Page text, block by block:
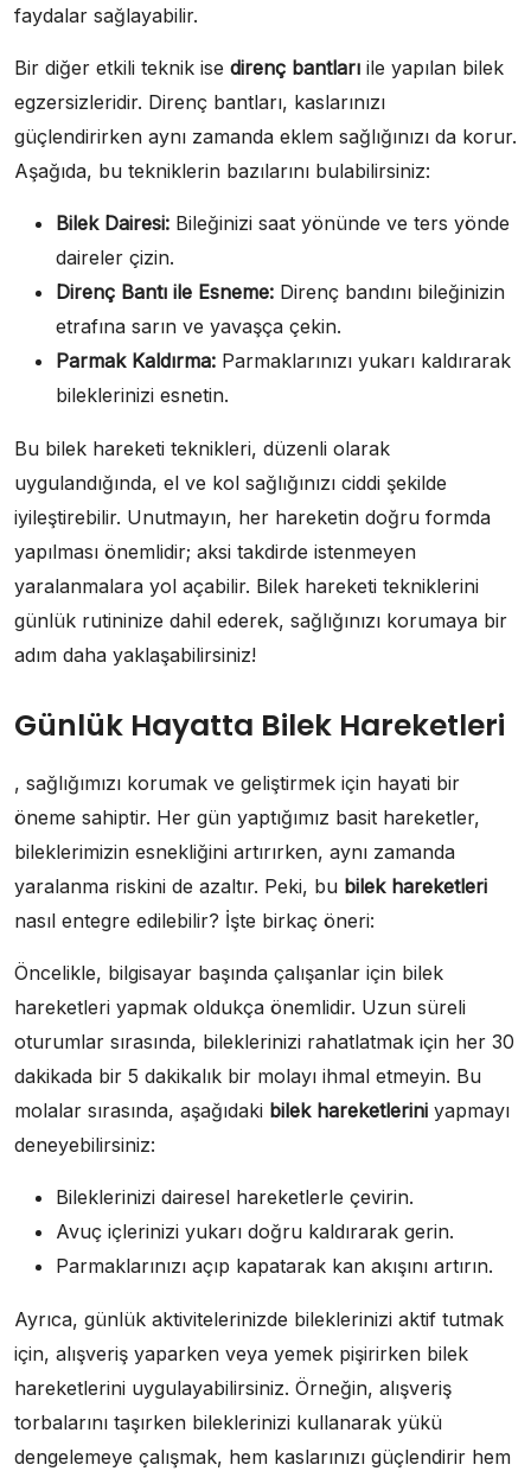
faydalar sağlayabilir.
Bir diğer etkili teknik ise direnç bantları ile yapılan bilek
egzersizleridir. Direnç bantları, kaslarınızı
güçlendirirken aynı zamanda eklem sağlığınızı da korur.
Aşağıda, bu tekniklerin bazılarını bulabilirsiniz:
Bilek Dairesi: Bileğinizi saat yönünde ve ters yönde
daireler çizin.
Direnç Bantı ile Esneme: Direnç bandını bileğinizin
etrafına sarın ve yavaşça çekin.
Parmak Kaldırma: Parmaklarınızı yukarı kaldırarak
bileklerinizi esnetin.
Bu bilek hareketi teknikleri, düzenli olarak
uygulandığında, el ve kol sağlığınızı ciddi şekilde
iyileştirebilir. Unutmayın, her hareketin doğru formda
yapılması önemlidir; aksi takdirde istenmeyen
yaralanmalara yol açabilir. Bilek hareketi tekniklerini
günlük rutininize dahil ederek, sağlığınızı korumaya bir
adım daha yaklaşabilirsiniz!
Günlük Hayatta Bilek Hareketleri
, sağlığımızı korumak ve geliştirmek için hayati bir
öneme sahiptir. Her gün yaptığımız basit hareketler,
bileklerimizin esnekliğini artırırken, aynı zamanda
yaralanma riskini de azaltır. Peki, bu bilek hareketleri
nasıl entegre edilebilir? İşte birkaç öneri:
Öncelikle, bilgisayar başında çalışanlar için bilek
hareketleri yapmak oldukça önemlidir. Uzun süreli
oturumlar sırasında, bileklerinizi rahatlatmak için her 30
dakikada bir 5 dakikalık bir molayı ihmal etmeyin. Bu
molalar sırasında, aşağıdaki bilek hareketlerini yapmayı
deneyebilirsiniz:
Bileklerinizi dairesel hareketlerle çevirin.
Avuç içlerinizi yukarı doğru kaldırarak gerin.
Parmaklarınızı açıp kapatarak kan akışını artırın.
Ayrıca, günlük aktivitelerinizde bileklerinizi aktif tutmak
için, alışveriş yaparken veya yemek pişirirken bilek
hareketlerini uygulayabilirsiniz. Örneğin, alışveriş
torbalarını taşırken bileklerinizi kullanarak yükü
dengelemeye çalışmak, hem kaslarınızı güçlendirir hem